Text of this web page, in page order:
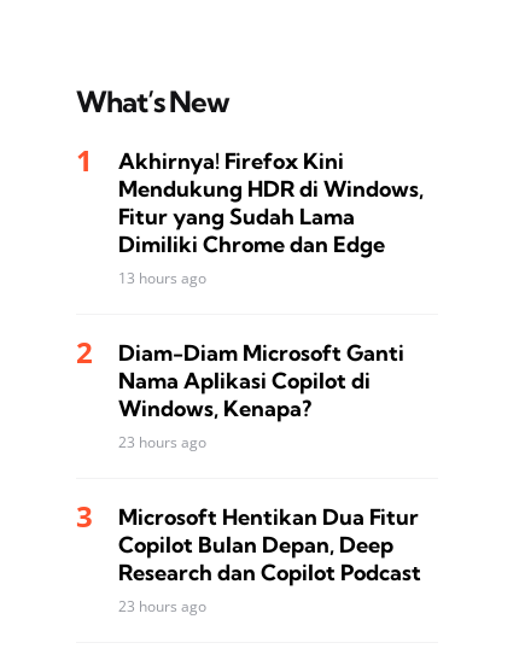
What’s New
Akhirnya! Firefox Kini
Mendukung HDR di Windows,
Fitur yang Sudah Lama
Dimiliki Chrome dan Edge
13 hours ago
Diam-Diam Microsoft Ganti
Nama Aplikasi Copilot di
Windows, Kenapa?
23 hours ago
Microsoft Hentikan Dua Fitur
Copilot Bulan Depan, Deep
Research dan Copilot Podcast
23 hours ago